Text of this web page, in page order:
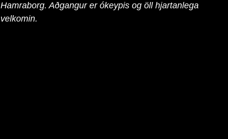
Hamraborg. Aðgangur er ókeypis og öll hjartanlega
velkomin.